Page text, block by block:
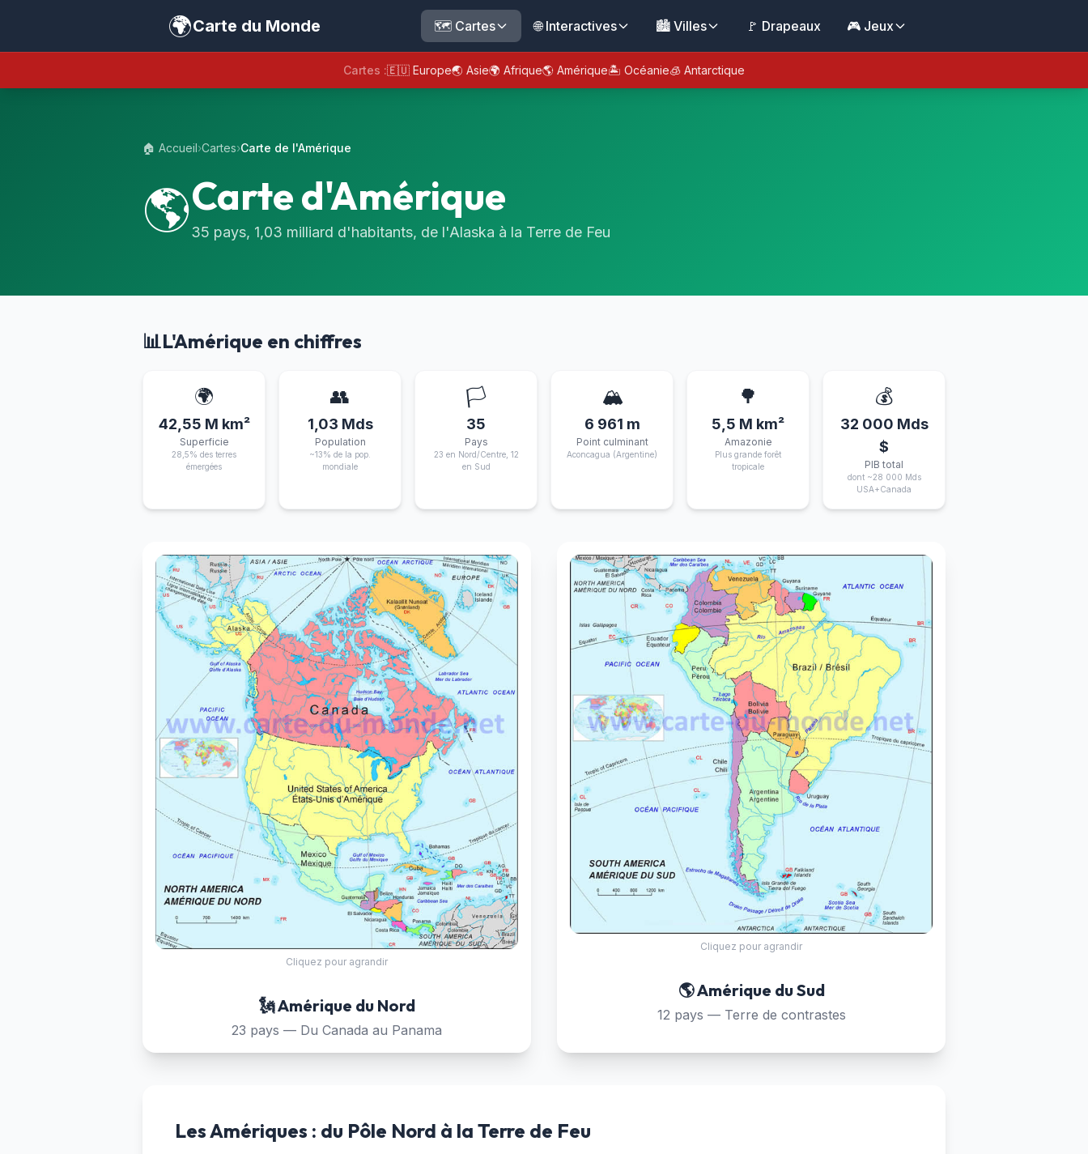
🌍Carte du Monde 🗺️ Cartes 🌐 Interactives 🏙️ Villes 🚩 Drapeaux 🎮 Jeux
Cartes :🇪🇺 Europe🌏 Asie🌍 Afrique🌎 Amérique🏝️ Océanie🧊 Antarctique
🏠 Accueil›Cartes›Carte de l'Amérique
🌎Carte d'Amérique
35 pays, 1,03 milliard d'habitants, de l'Alaska à la Terre de Feu
📊L'Amérique en chiffres
🌍
42,55 M km²
Superficie
28,5% des terres
émergées
👥
1,03 Mds
Population
~13% de la pop.
mondiale
🏳️
35
Pays
23 en Nord/Centre, 12
en Sud
🏔️
6 961 m
Point culminant
Aconcagua (Argentine)
🌳
5,5 M km²
Amazonie
Plus grande forêt
tropicale
💰
32 000 Mds
$
PIB total
dont ~28 000 Mds
USA+Canada
Cliquez pour agrandir
🗽 Amérique du Nord
23 pays — Du Canada au Panama
Cliquez pour agrandir
🌎 Amérique du Sud
12 pays — Terre de contrastes
Les Amériques : du Pôle Nord à la Terre de Feu